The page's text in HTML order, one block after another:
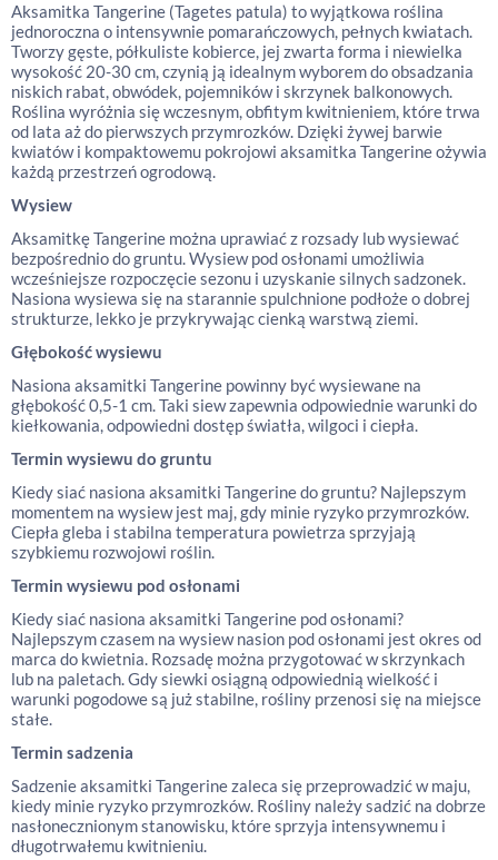
Aksamitka Tangerine (Tagetes patula) to wyjątkowa roślina
jednoroczna o intensywnie pomarańczowych, pełnych kwiatach.
Tworzy gęste, półkuliste kobierce, jej zwarta forma i niewielka
wysokość 20-30 cm, czynią ją idealnym wyborem do obsadzania
niskich rabat, obwódek, pojemników i skrzynek balkonowych.
Roślina wyróżnia się wczesnym, obfitym kwitnieniem, które trwa
od lata aż do pierwszych przymrozków. Dzięki żywej barwie
kwiatów i kompaktowemu pokrojowi aksamitka Tangerine ożywia
każdą przestrzeń ogrodową.
Wysiew
Aksamitkę Tangerine można uprawiać z rozsady lub wysiewać
bezpośrednio do gruntu. Wysiew pod osłonami umożliwia
wcześniejsze rozpoczęcie sezonu i uzyskanie silnych sadzonek.
Nasiona wysiewa się na starannie spulchnione podłoże o dobrej
strukturze, lekko je przykrywając cienką warstwą ziemi.
Głębokość wysiewu
Nasiona aksamitki Tangerine powinny być wysiewane na
głębokość 0,5-1 cm. Taki siew zapewnia odpowiednie warunki do
kiełkowania, odpowiedni dostęp światła, wilgoci i ciepła.
Termin wysiewu do gruntu
Kiedy siać nasiona aksamitki Tangerine do gruntu? Najlepszym
momentem na wysiew jest maj, gdy minie ryzyko przymrozków.
Ciepła gleba i stabilna temperatura powietrza sprzyjają
szybkiemu rozwojowi roślin.
Termin wysiewu pod osłonami
Kiedy siać nasiona aksamitki Tangerine pod osłonami?
Najlepszym czasem na wysiew nasion pod osłonami jest okres od
marca do kwietnia. Rozsadę można przygotować w skrzynkach
lub na paletach. Gdy siewki osiągną odpowiednią wielkość i
warunki pogodowe są już stabilne, rośliny przenosi się na miejsce
stałe.
Termin sadzenia
Sadzenie aksamitki Tangerine zaleca się przeprowadzić w maju,
kiedy minie ryzyko przymrozków. Rośliny należy sadzić na dobrze
nasłonecznionym stanowisku, które sprzyja intensywnemu i
długotrwałemu kwitnieniu.